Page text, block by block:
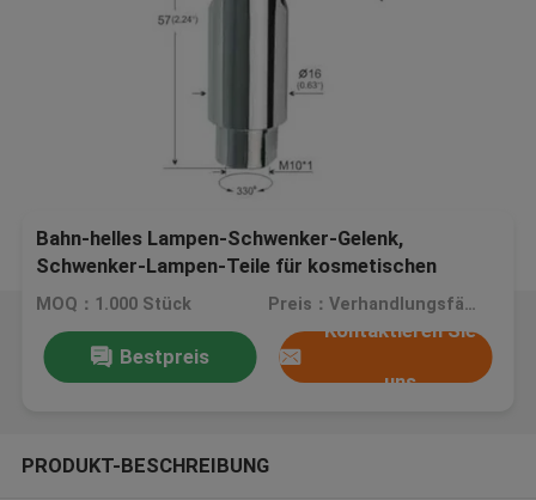
Bahn-helles Lampen-Schwenker-Gelenk,
Schwenker-Lampen-Teile für kosmetischen
Spiegel
MOQ：1.000 Stück Preis：Verhandlungsfähig
Bestpreis
Kontaktieren Sie
uns
PRODUKT-BESCHREIBUNG